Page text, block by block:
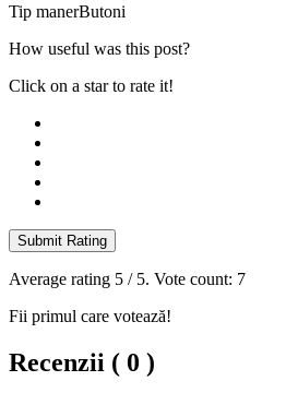
Tip manerButoni
How useful was this post?
Click on a star to rate it!
Submit Rating
Average rating 5 / 5. Vote count: 7
Fii primul care votează!
Recenzii ( 0 )